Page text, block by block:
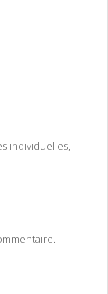
individuelles,